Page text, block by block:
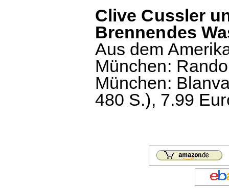
Clive Cussler
Brennendes
Aus dem
München:
München:
480 S.), 7.99